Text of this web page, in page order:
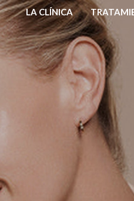
LA CLÍNICA